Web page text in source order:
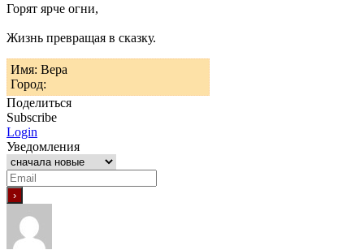
Горят ярче огни,
Жизнь превращая в сказку.
Имя: Вера
Город:
Поделиться
Subscribe
Login
Уведомления